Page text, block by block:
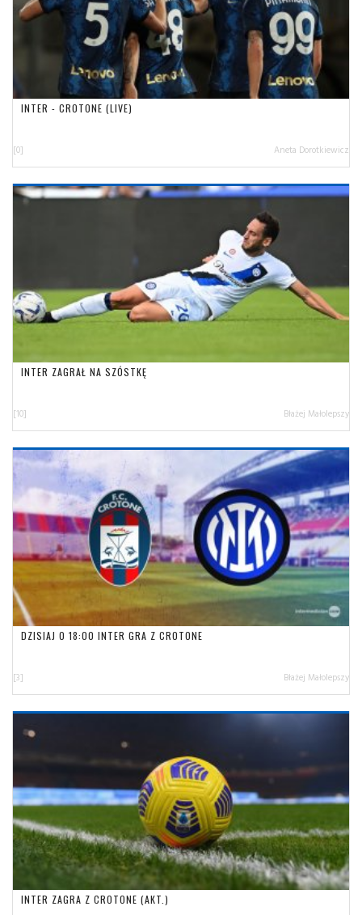
INTER - CROTONE (LIVE)
[0] Aneta Dorotkiewicz
INTER ZAGRAŁ NA SZÓSTKĘ
[10] Błażej Małolepszy
DZISIAJ O 18:00 INTER GRA Z CROTONE
[3] Błażej Małolepszy
INTER ZAGRA Z CROTONE (AKT.)